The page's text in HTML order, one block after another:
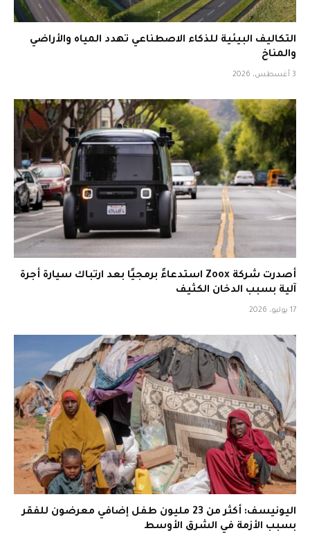
التكاليف البيئية للذكاء الاصطناعي تهدد المياه والأراضي
والمناخ
3 أغسطس، 2026
أصدرت شركة Zoox استدعاءً برمجيًا بعد ارتباك سيارة أجرة
آلية بسبب الدخان الكثيف
17 يوليو، 2026
اليونيسف: أكثر من 23 مليون طفل إضافي معرضون للفقر
بسبب الأزمة في الشرق الأوسط